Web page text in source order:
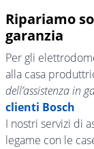
Ripariamo
garanzia
Per gli
alla casa
dell’assistenza in
clienti Bosch
I nostri servizi di
legame con le